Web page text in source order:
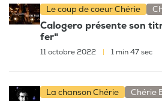
Le coup de coeur Chérie
Calogero présente son
fer"
11 octobre 2022 1 min 47 sec
La chanson Chérie Chérie